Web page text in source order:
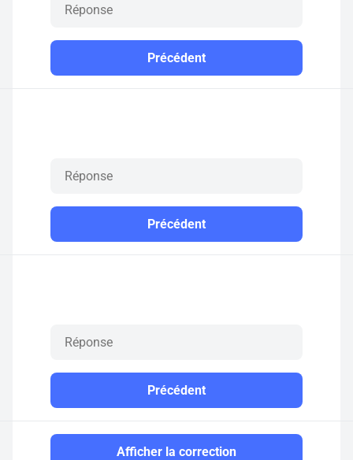
Précédent
Précédent
Précédent
Afficher la correction